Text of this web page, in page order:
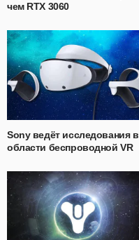
чем RTX 3060
Sony ведёт исследования в
области беспроводной VR